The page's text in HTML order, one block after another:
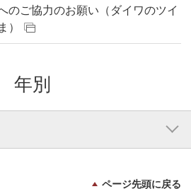
のご協力のお願い（ダイワのツイ
）
年別
ページ先頭に戻る